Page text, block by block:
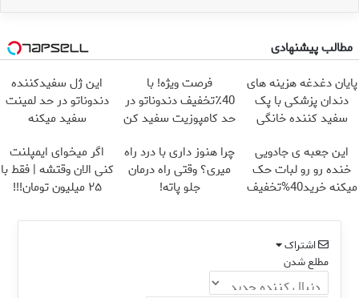
مطالب پیشنهادی
پایان دغدغه هزینه های
دندان پزشکی با پک
سفید کننده خانگی
فرصت ویژه! با
40٪تخفیف دندوناتو در
حد کامپوزیت سفید کن
این ژل سفیدکننده
دندوناتو در حد لمینت
سفید میکنه
این جعبه ی جادویی
خنده رو رو لبات حک
میکنه خرید40%تخفیف
چرا هنوز داری با درد راه
میری؟ وقتی راه درمان
جلو پاته!
اگر میخوای ایمپلنت
کنی الان وقتشه | فقط با
۲۵ میلیون تومان!!!
اشتراک
مطلع شدن